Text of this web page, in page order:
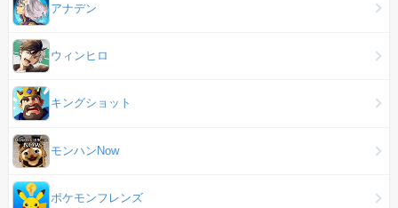
アナデン
ウィンヒロ
キングショット
モンハンNow
ポケモンフレンズ